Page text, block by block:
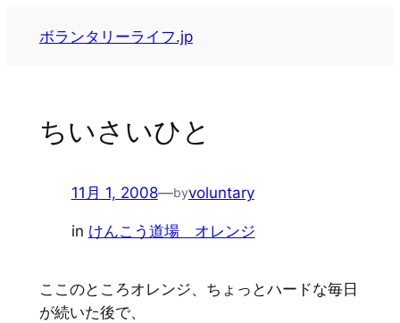
ボランタリーライフ.jp
ちいさいひと
11月 1, 2008—byvoluntary
in けんこう道場 オレンジ
ここのところオレンジ、ちょっとハードな毎日
が続いた後で、